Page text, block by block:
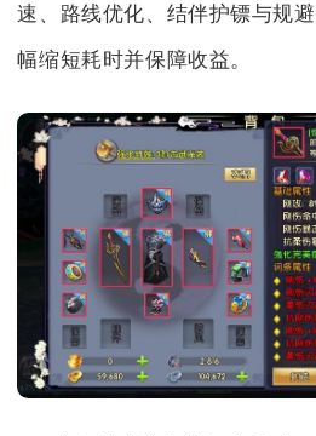
速、路线优化、结伴护镖与规
幅缩短耗时并保障收益。